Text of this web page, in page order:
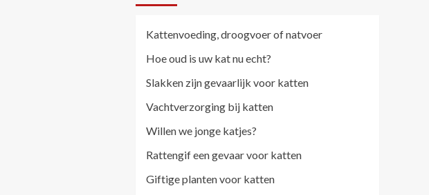
Kattenvoeding, droogvoer of natvoer
Hoe oud is uw kat nu echt?
Slakken zijn gevaarlijk voor katten
Vachtverzorging bij katten
Willen we jonge katjes?
Rattengif een gevaar voor katten
Giftige planten voor katten